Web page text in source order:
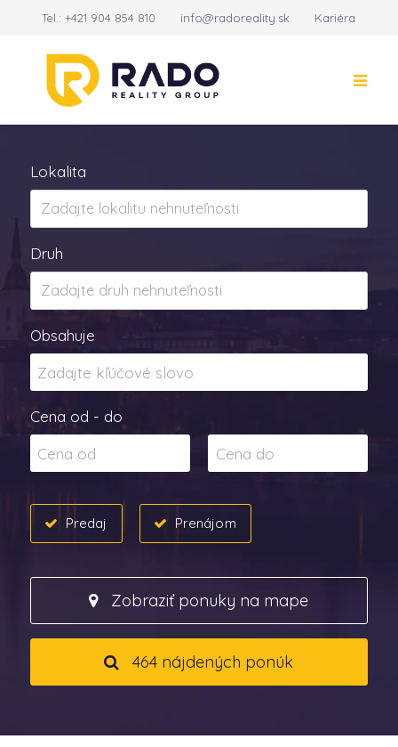
Tel.:+421 904 854 810 info@radoreality.sk Kariéra
Lokalita
Druh
Obsahuje
Cena od - do
Predaj Prenájom
Zobraziť ponuky na mape
464 nájdených ponúk